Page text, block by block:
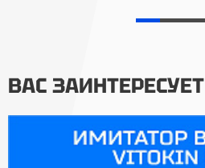
ВАС ЗАИНТЕРЕСУЕТ